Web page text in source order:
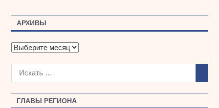
ГЛАВЫ РЕГИОНА
АРХИВЫ
А
х
ы